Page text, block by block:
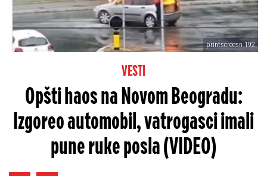
printscreesn 192
VESTI
Opšti haos na Novom Beogradu:
Izgoreo automobil, vatrogasci imali
pune ruke posla (VIDEO)